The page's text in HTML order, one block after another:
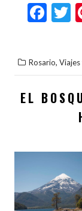
F
b
o
o
Rosario,
EL